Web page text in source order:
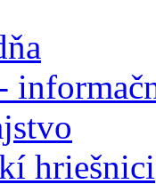
hriešnici